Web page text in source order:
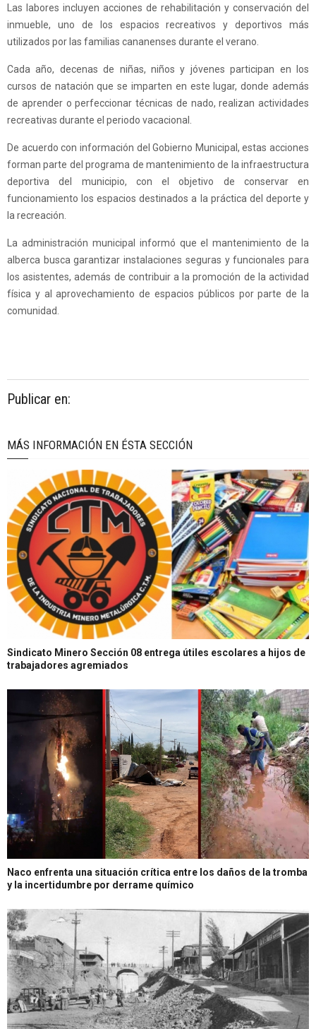
Las labores incluyen acciones de rehabilitación y conservación del
inmueble, uno de los espacios recreativos y deportivos más
utilizados por las familias cananenses durante el verano.
Cada año, decenas de niñas, niños y jóvenes participan en los
cursos de natación que se imparten en este lugar, donde además
de aprender o perfeccionar técnicas de nado, realizan actividades
recreativas durante el periodo vacacional.
De acuerdo con información del Gobierno Municipal, estas acciones
forman parte del programa de mantenimiento de la infraestructura
deportiva del municipio, con el objetivo de conservar en
funcionamiento los espacios destinados a la práctica del deporte y
la recreación.
La administración municipal informó que el mantenimiento de la
alberca busca garantizar instalaciones seguras y funcionales para
los asistentes, además de contribuir a la promoción de la actividad
física y al aprovechamiento de espacios públicos por parte de la
comunidad.
Publicar en:
MÁS INFORMACIÓN EN ÉSTA SECCIÓN
Sindicato Minero Sección 08 entrega útiles escolares a hijos de
trabajadores agremiados
Naco enfrenta una situación crítica entre los daños de la tromba
y la incertidumbre por derrame químico